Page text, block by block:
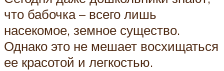
что бабочка – всего лишь
насекомое, земное существо.
Однако это не мешает восхищаться
ее красотой и легкостью.